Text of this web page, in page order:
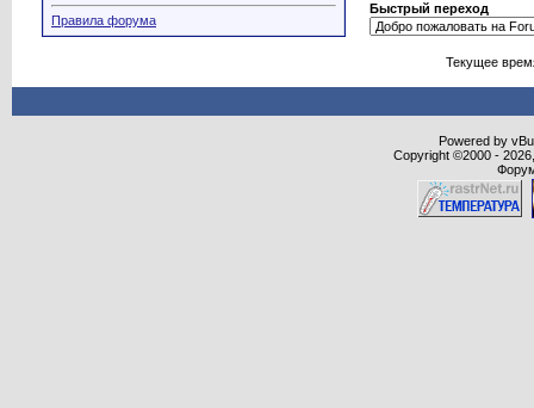
Правила форума
Быстрый переход
Текущее
Powered by
Copyright ©2000 -